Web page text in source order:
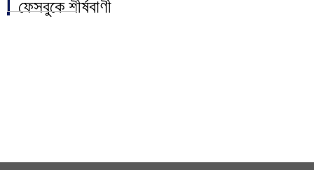
ফেসবুকে শীর্ষবাণী